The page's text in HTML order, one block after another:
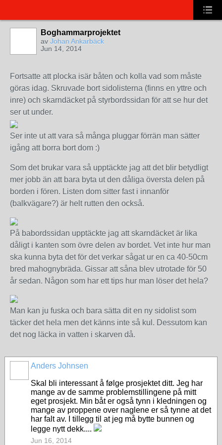
Boghammarprojektet
av Johan Ankarbäck
Jun 14, 2014
Fortsatte att plocka isär båten och kolla vad som måste
göras idag. Skruvade bort sidolisterna (finns en yttre och
inre) och skarndäcket på styrbordssidan för att se hur det
ser ut under.
Ser inte ut att vara så många pluggar förrän man sätter
igång att borra bort dom :)
Som det brukar vara så upptäckte jag att det blir betydligt
mer jobb än att bara byta ut den dåliga översta delen på
borden i fören. Listen dom sitter fast i innanför
(balkvägare?) är helt rutten den också.
På babordssidan upptäckte jag att skarndäcket är lika
dåligt i kanten som övre delen av bordet. Vet inte hur man
ska kunna byta det för det verkar sågat ur en ca 40-50cm
bred mahognybräda. Gissar att såna blev utrotade för 50
år sedan. Någon som har ett tips hur man löser det hela?
Man kan ju fuska och bara sätta dit en ny sidolist som
täcker det hela men det känns inte så kul. Dessutom kan
det nog läcka in vatten i skarven då.
Anders Johnsen
Skal bli interessant å følge prosjektet ditt. Jeg har
mange av de samme problemstillingene på mitt
eget prosjekt. Min båt er også tynn i kledningen og
mange av proppene over naglene er så tynne at det
har falt av. I tillegg til at jeg må bytte bunnen og
legge nytt dekk....
Jun 16, 2014